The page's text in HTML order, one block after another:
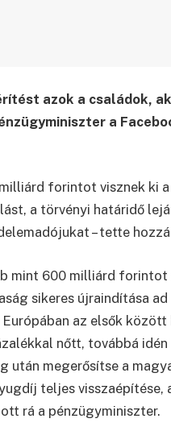
azok a családok,
a
forintot visznek ki
a törvényi határidő
– tette
mint 600 milliárd forintot
sikeres újraindítása
az elsők között
nőtt, továbbá
után megerősítse a
teljes visszaépítése,
rá a pénzügyminiszter.